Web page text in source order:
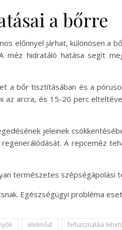
a bőrre
előnnyel járhat, különösen
méz hidratáló hatása segít
a bőr tisztításában és a
az arcra, és 15-20 perc
jeleinek
A repceméz
természetes
Egészségügyi probléma
életmód felhasználási